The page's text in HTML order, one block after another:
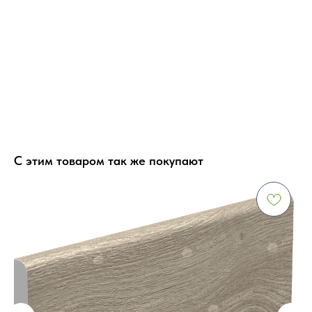
С этим товаром так же покупают